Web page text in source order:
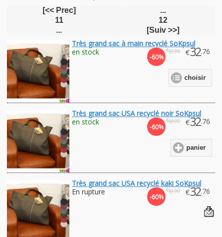
[<< Prec]
...
11
12
...
[Suiv >>]
Très grand sac à main recyclé SoKpsul
-60%
€81.90 €32.76
en stock
choisir
Très grand sac USA recyclé noir SoKpsul
-60%
€81.90 €32.76
en stock
panier
Très grand sac USA recyclé kaki SoKpsul
-60%
€81.90 €32.76
En rupture